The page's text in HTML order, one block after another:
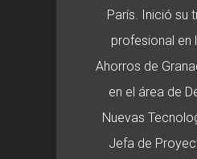
París. Inició su
profesional en
Ahorros de
en el área de
Nuevas
Jefa de